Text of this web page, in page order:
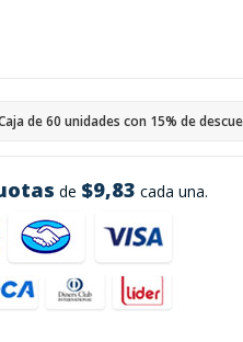
de $9,83 cada una.
Caja de 60 unidades con 15% de